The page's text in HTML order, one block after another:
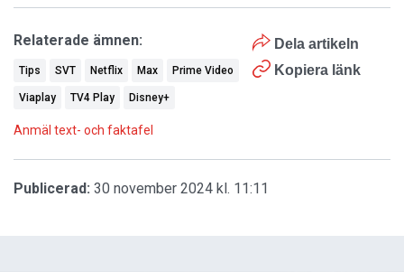
Dela artikeln
Kopiera länk
Relaterade ämnen:
Tips SVT Netflix Max Prime Video
Viaplay TV4 Play Disney+
Anmäl text- och faktafel
Publicerad: 30 november 2024 kl. 11:11